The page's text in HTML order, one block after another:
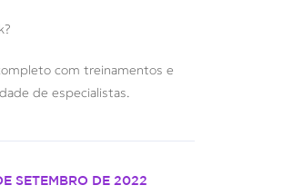
com treinamentos e
de especialistas.
SETEMBRO DE 2022